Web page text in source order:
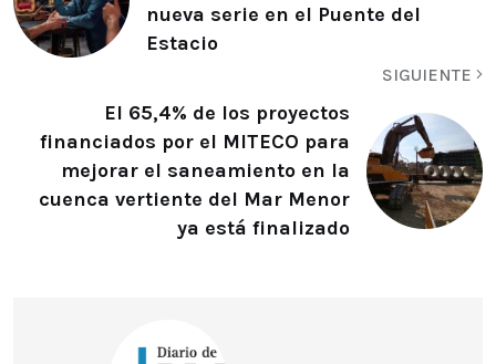
nueva serie en el Puente del
Estacio
SIGUIENTE
El 65,4% de los proyectos
financiados por el MITECO para
mejorar el saneamiento en la
cuenca vertiente del Mar Menor
ya está finalizado